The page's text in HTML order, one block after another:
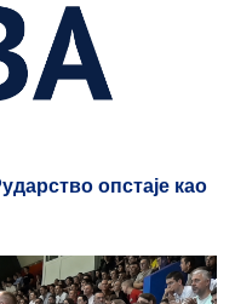
опстаје као